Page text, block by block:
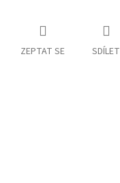
ZEPTAT SE SDÍLET